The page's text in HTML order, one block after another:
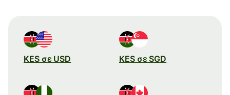
KES σε USD KES σε SGD